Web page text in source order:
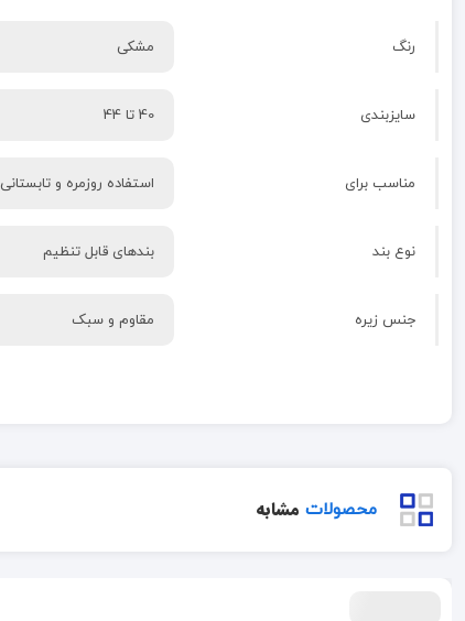
رنگ مشکی
سایزبندی 40 تا 44
مناسب برای استفاده روزمره و تابستانی
نوع بند بندهای قابل تنظیم
جنس زیره مقاوم و سبک
محصولات مشابه